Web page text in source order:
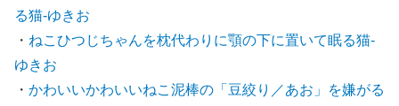
る猫-ゆきお
・ ねこひつじちゃんを枕代わりに顎の下に置いて眠る猫-
ゆきお
・ かわいいかわいいねこ泥棒の「豆絞り／あお」を嫌がる